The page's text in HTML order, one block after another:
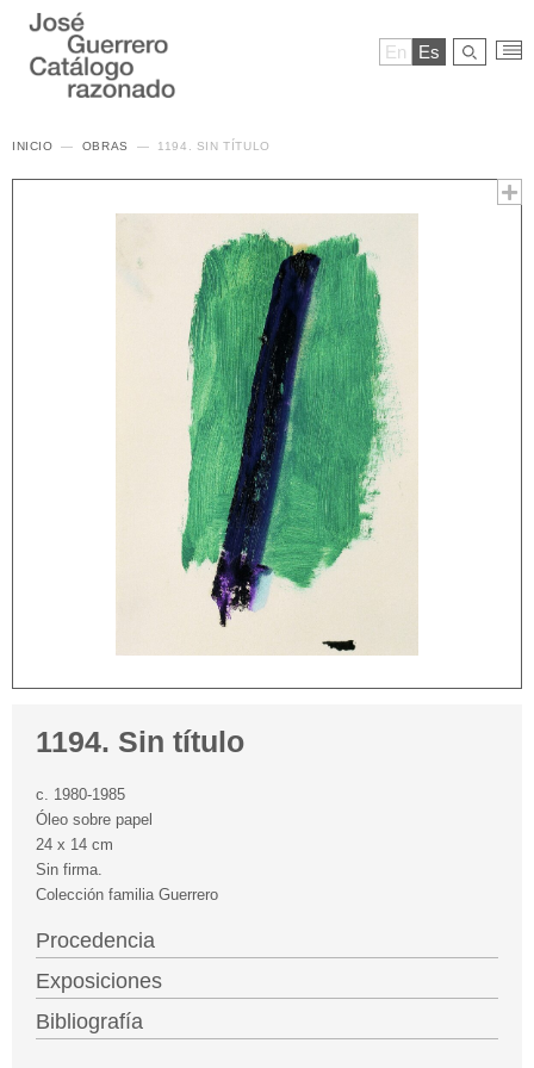
En Es
INICIO OBRAS 1194. SIN TÍTULO
1194. Sin título
c. 1980-1985
Óleo sobre papel
24 x 14 cm
Sin firma.
Colección familia Guerrero
Procedencia
Exposiciones
Bibliografía